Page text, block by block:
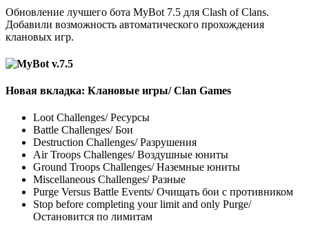
Обновление лучшего бота MyBot 7.5 для Clash of Clans.
Добавили возможность автоматического прохождения
клановых игр.
Новая вкладка: Клановые игры/ Clan Games
Loot Challenges/ Ресурсы
Battle Challenges/ Бои
Destruction Challenges/ Разрушения
Air Troops Challenges/ Воздушные юниты
Ground Troops Challenges/ Наземные юниты
Miscellaneous Challenges/ Разные
Purge Versus Battle Events/ Очищать бои с противником
Stop before completing your limit and only Purge/
Остановится по лимитам